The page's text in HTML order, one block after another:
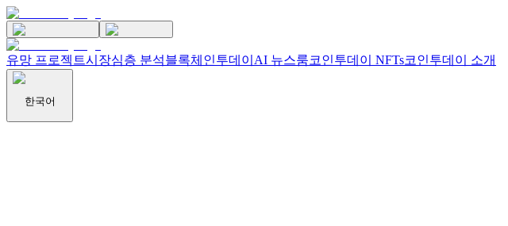
유망 프로젝트시장심층 분석블록체인투데이 AI 뉴스룸코인투데이 NFTs코인투데이 소개
한국어